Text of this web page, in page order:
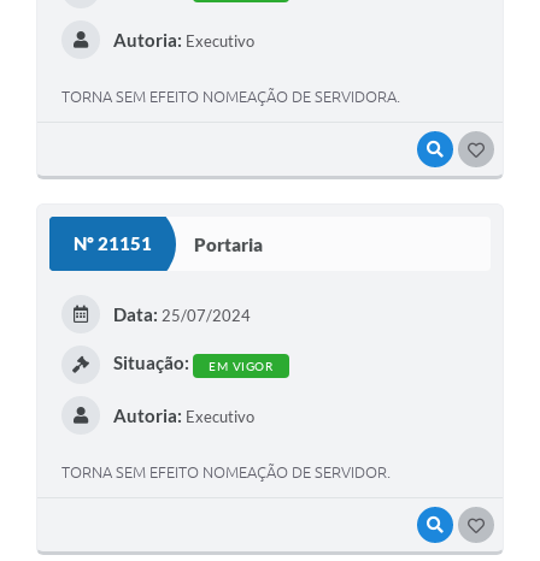
VISUALIZAR
Autoria: Executivo
TORNA SEM EFEITO NOMEAÇÃO DE SERVIDORA.
Nº 21151 Portaria
VISUALIZAR
Data: 25/07/2024
Situação: EM VIGOR
Autoria: Executivo
TORNA SEM EFEITO NOMEAÇÃO DE SERVIDOR.